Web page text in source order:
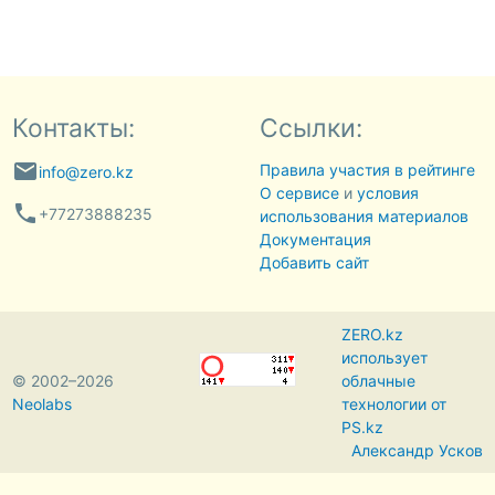
Контакты:
emailinfo@zero.kz
phone +77273888235
Ссылки:
Правила участия в рейтинге
О сервисеи условия
использования материалов
Документация
Добавить сайт
© 2002–2026
Neolabs
ZERO.kz
использует
облачные
технологии от
PS.kz
Александр Усков